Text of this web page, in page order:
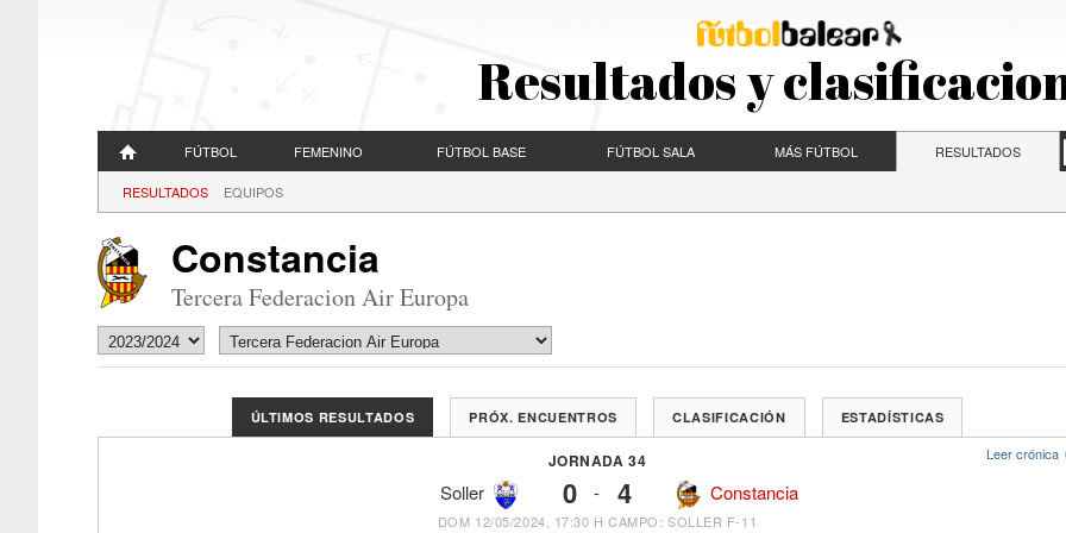
Resultados y
FÚTBOL FEMENINO FÚTBOL BASE FÚTBOL SALA MÁS FÚTBOL RESULTADOS
RESULTADOS EQUIPOS
Constancia
Tercera Federacion Air Europa
ÚLTIMOS RESULTADOS PRÓX. ENCUENTROS CLASIFICACIÓN ESTADÍSTICAS
JORNADA 34
Soller 0 - Constancia
4
DOM 12/05/2024, 17:30 H CAMPO: SOLLER F-11
Leer crónica